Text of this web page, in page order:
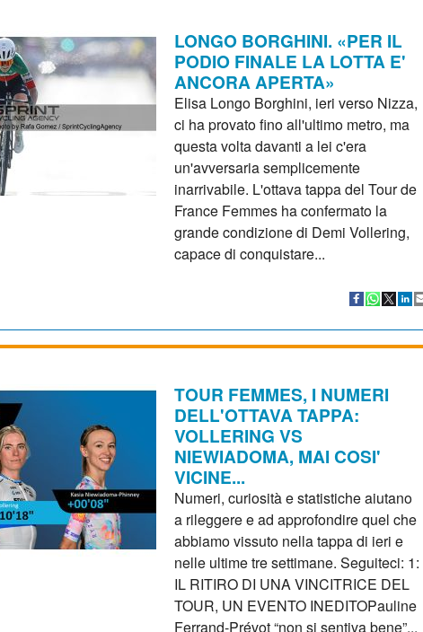
LONGO BORGHINI. «PER IL
PODIO FINALE LA LOTTA E'
ANCORA APERTA»
Elisa Longo Borghini, ieri verso Nizza,
ci ha provato fino all'ultimo metro, ma
questa volta davanti a lei c'era
un'avversaria semplicemente
inarrivabile. L'ottava tappa del Tour de
France Femmes ha confermato la
grande condizione di Demi Vollering,
capace di conquistare...
TOUR FEMMES, I NUMERI
DELL'OTTAVA TAPPA:
VOLLERING VS
NIEWIADOMA, MAI COSI'
VICINE...
Numeri, curiosità e statistiche aiutano
a rileggere e ad approfondire quel che
abbiamo vissuto nella tappa di ieri e
nelle ultime tre settimane. Seguiteci: 1:
IL RITIRO DI UNA VINCITRICE DEL
TOUR, UN EVENTO INEDITOPauline
Ferrand-Prévot “non si sentiva bene”...